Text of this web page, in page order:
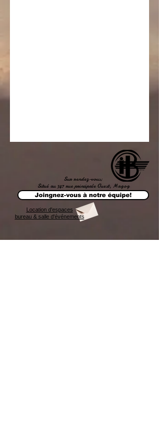
Sur rendez-vous;
Situé au 347 rue principale Ouest, Magog
Joingnez-vous à notre équipe!
Location d'espaces
bureau & salle d'événements